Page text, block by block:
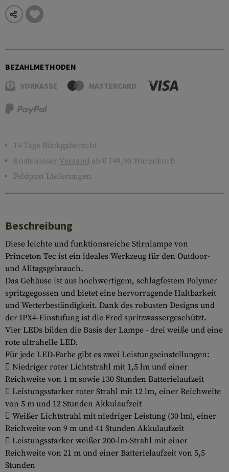
BEZAHLMETHODEN
VORKASSE MASTERCARD
14 Tage Rückgaberecht
Kostenloser Versand ab € 149,90 Warenkorb
Feldpost Lieferungen
Beschreibung
Diese leichte und funktionsreiche Stirnlampe von
Princeton Tec ist ein ideales Werkzeug für den Outdoor-
und Alltagsgebrauch.
Das Gehäuse ist aus hochwertigem, schlagfestem Polymer
spritzgegossen und bietet eine hervorragende Haltbarkeit
und Wetterbeständigkeit. Dank des robusten Designs und
der IPX4-Einstufung ist die Fred spritzwassergeschützt.
Vier LEDs bilden die Basis der Lampe - drei weiße und eine
rote ultrahelle LED.
Für jede LED-Farbe gibt es zwei Leistungseinstellungen:
 Niedriger roter Lichtstrahl mit 1,5 lm und einer
Reichweite von 1 m sowie 130 Stunden Batterielaufzeit
 Leistungsstarker roter Strahl mit 12 lm, einer Reichweite
von 5 m und 12 Stunden Akkulaufzeit
 Weißer Lichtstrahl mit niedriger Leistung (30 lm), einer
Reichweite von 9 m und 41 Stunden Akkulaufzeit
 Leistungsstarker weißer 200-lm-Strahl mit einer
Reichweite von 21 m und einer Batterielaufzeit von 5,5
Stunden